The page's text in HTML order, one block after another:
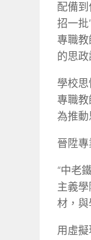
配備
招一
專職
的思
學校
專職
為推動
晉陞專
“中老
主義
材，與
用虛